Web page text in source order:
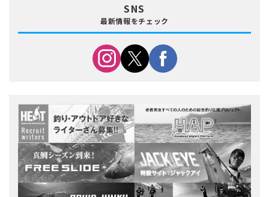
SNS
最新情報をチェック